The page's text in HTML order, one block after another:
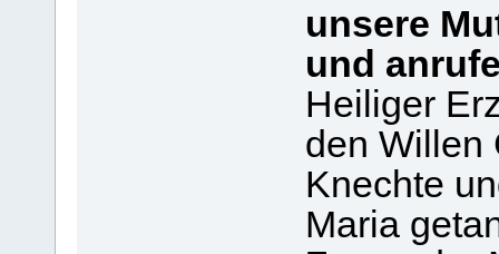
unsere
und
Heiliger
den Willen
Knechte
Maria